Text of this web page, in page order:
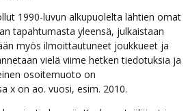
1990-luvun alkupuolelta lähtien omat
tapahtumasta yleensä, julkaistaan
myös ilmoittautuneet joukkueet ja
vielä viime hetken tiedotuksia ja
osoitemuoto on
x on ao. vuosi, esim. 2010.